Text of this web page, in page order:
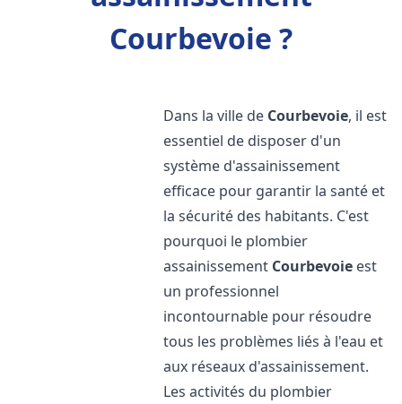
Courbevoie ?
Dans la ville de Courbevoie, il est
essentiel de disposer d'un
système d'assainissement
efficace pour garantir la santé et
la sécurité des habitants. C'est
pourquoi le plombier
assainissement Courbevoie est
un professionnel
incontournable pour résoudre
tous les problèmes liés à l'eau et
aux réseaux d'assainissement.
Les activités du plombier